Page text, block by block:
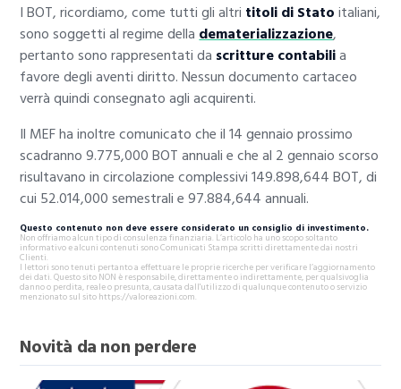
I BOT, ricordiamo, come tutti gli altri titoli di Statoitaliani,
sono soggetti al regime delladematerializzazione,
pertanto sono rappresentati da scritture contabilia
favore degli aventi diritto. Nessun documento cartaceo
verrà quindi consegnato agli acquirenti.
Il MEF ha inoltre comunicato che il 14 gennaio prossimo
scadranno 9.775,000 BOT annuali e che al 2 gennaio scorso
risultavano in circolazione complessivi 149.898,644 BOT, di
cui 52.014,000 semestrali e 97.884,644 annuali.
Questo contenuto non deve essere considerato un consiglio di investimento.
Non offriamo alcun tipo di consulenza finanziaria. L’articolo ha uno scopo soltanto
informativo e alcuni contenuti sono Comunicati Stampa scritti direttamente dai nostri
Clienti.
I lettori sono tenuti pertanto a effettuare le proprie ricerche per verificare l’aggiornamento
dei dati. Questo sito NON è responsabile, direttamente o indirettamente, per qualsivoglia
danno o perdita, reale o presunta, causata dall'utilizzo di qualunque contenuto o servizio
menzionato sul sito https://valoreazioni.com.
Novità da non perdere